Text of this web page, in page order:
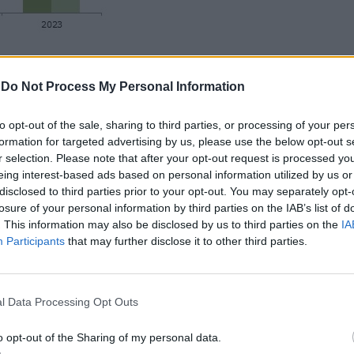
Do Not Process My Personal Information
opt-out of the sale, sharing to third parties, or processing of your
for targeted advertising by us, please use the below opt-out
selection. Please note that after your opt-out request is processed
interest-based ads based on personal information utilized by us
to third parties prior to your opt-out. You may separately
of your personal information by third parties on the IAB’s list of
This information may also be disclosed by us to third parties on the
Participants that may further disclose it to other third parties.
Data Processing Opt Outs
opt-out of the Sharing of my personal data.
са организирани 16 125 представления,
и посещенията се увеличават съответно с
е 139 и се увеличава с 9 души спрямо
постановки през 2023 г. е следното: